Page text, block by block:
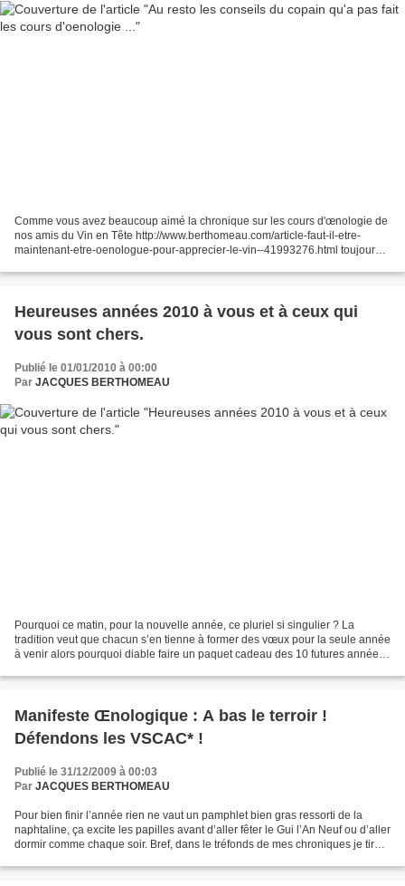
Comme vous avez beaucoup aimé la chronique sur les cours d'œnologie de
nos amis du Vin en Tête http://www.berthomeau.com/article-faut-il-etre-
maintenant-etre-oenologue-pour-apprecier-le-vin--41993276.html toujours
Heureuses années 2010 à vous et à ceux qui
vous sont chers.
Publié le 01/01/2010 à 00:00
Par JACQUES BERTHOMEAU
Pourquoi ce matin, pour la nouvelle année, ce pluriel si singulier ? La
tradition veut que chacun s’en tienne à former des vœux pour la seule année
à venir alors pourquoi diable faire un paquet cadeau des 10 futures années
Manifeste Œnologique : A bas le terroir !
Défendons les VSCAC* !
Publié le 31/12/2009 à 00:03
Par JACQUES BERTHOMEAU
Pour bien finir l’année rien ne vaut un pamphlet bien gras ressorti de la
naphtaline, ça excite les papilles avant d’aller fêter le Gui l’An Neuf ou d’aller
dormir comme chaque soir. Bref, dans le tréfonds de mes chroniques je tire